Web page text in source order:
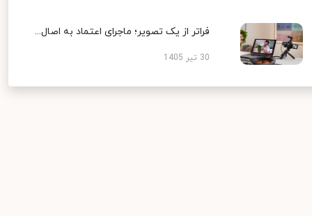
فراتر از یک تصویر؛ ماجرای اعتماد به اصال...
30 تیر 1405